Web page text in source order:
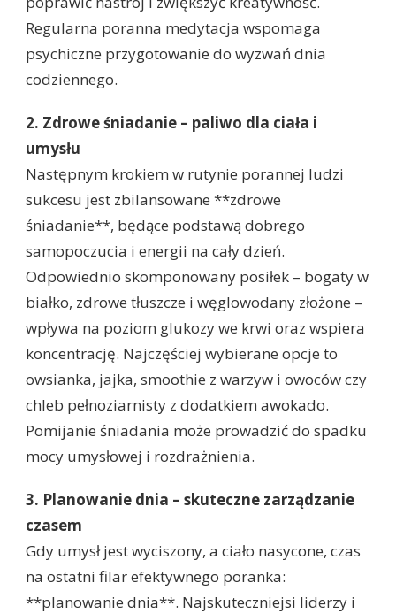
Regularna poranna medytacja wspomaga
psychiczne przygotowanie do wyzwań dnia
codziennego.
2. Zdrowe śniadanie – paliwo dla ciała i
umysłu
Następnym krokiem w rutynie porannej ludzi
sukcesu jest zbilansowane **zdrowe
śniadanie**, będące podstawą dobrego
samopoczucia i energii na cały dzień.
Odpowiednio skomponowany posiłek – bogaty w
białko, zdrowe tłuszcze i węglowodany złożone –
wpływa na poziom glukozy we krwi oraz wspiera
koncentrację. Najczęściej wybierane opcje to
owsianka, jajka, smoothie z warzyw i owoców czy
chleb pełnoziarnisty z dodatkiem awokado.
Pomijanie śniadania może prowadzić do spadku
mocy umysłowej i rozdrażnienia.
3. Planowanie dnia – skuteczne zarządzanie
czasem
Gdy umysł jest wyciszony, a ciało nasycone, czas
na ostatni filar efektywnego poranka:
**planowanie dnia**. Najskuteczniejsi liderzy i